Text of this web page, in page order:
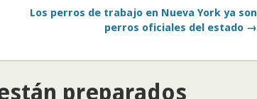
Los perros de trabajo en Nueva York ya son
perros oficiales del estado →
preparados